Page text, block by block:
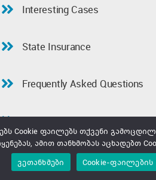
Interesting Cases
State Insurance
Frequently Asked Questions
Before You Visit Us
Copyright © 2019 Open Heart. All Rights
Cookie ფაილებს თქვენი
ამით თანხმობას აცხადებთ
ვეთანხმები
Cookie-ფაილების